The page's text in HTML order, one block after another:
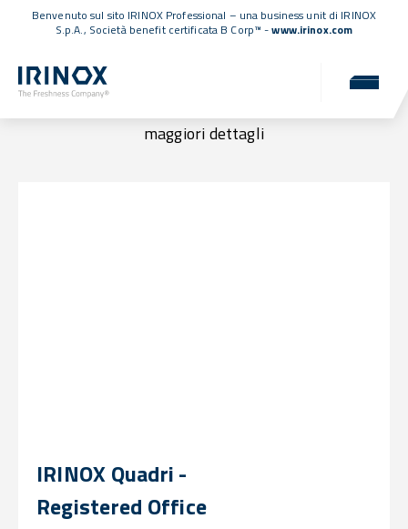
Benvenuto sul sito IRINOX Professional – una business unit di IRINOX
S.p.A., Società benefit certificata B Corp™ -www.irinox.com
maggiori dettagli
IRINOX Quadri -
Registered Office